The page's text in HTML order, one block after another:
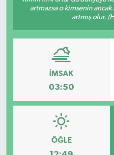
artmazsa o kimsenin ancak
artmış olur.
İMSAK
03:50
ÖĞLE
Kültür Sanat
Hasköy
Korkut